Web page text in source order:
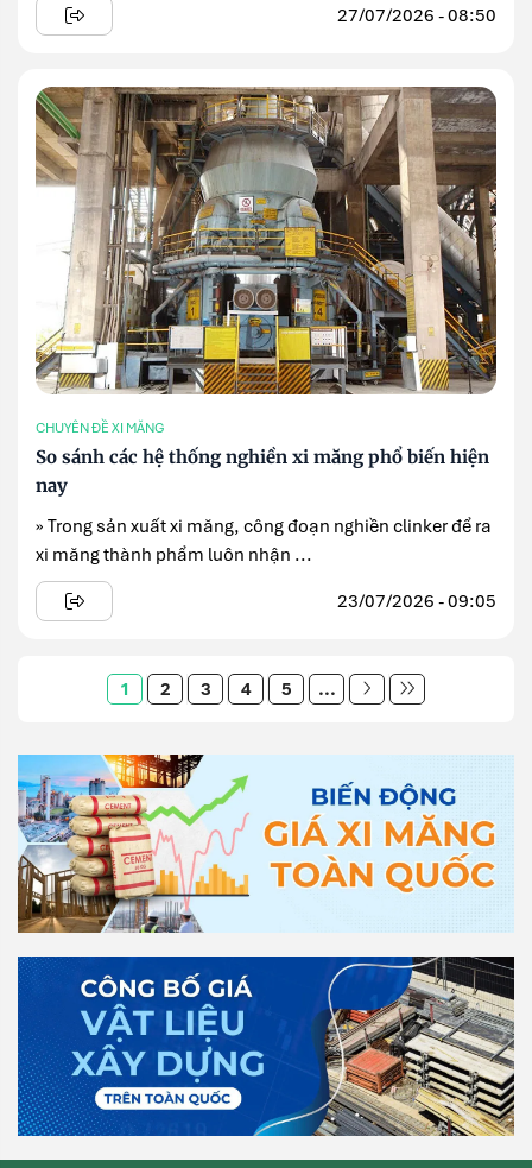
27/07/2026 - 08:50
CHUYÊN ĐỀ XI MĂNG
So sánh các hệ thống nghiền xi măng phổ biến hiện
nay
» Trong sản xuất xi măng, công đoạn nghiền clinker để ra
xi măng thành phẩm luôn nhận ...
23/07/2026 - 09:05
1 2 3 4 5 ...